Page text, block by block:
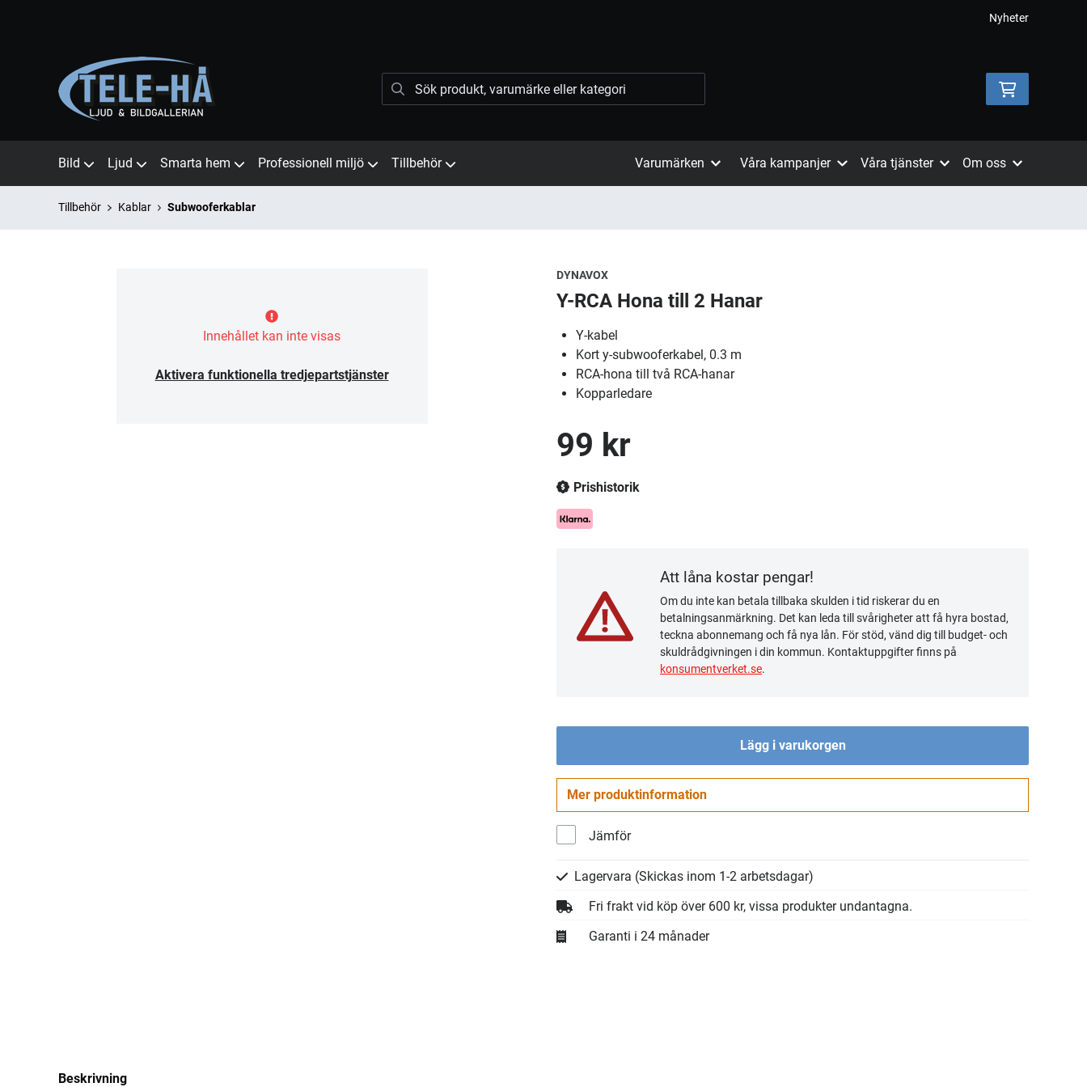
Nyheter
Bild Ljud Smarta hem Professionell miljö Tillbehör Varumärken Våra kampanjer Våra tjänster Om oss
Tillbehör Kablar Subwooferkablar
Innehållet kan inte visas
Aktivera funktionella tredjepartstjänster
DYNAVOX
Y-RCA Hona till 2 Hanar
Y-kabel
Kort y-subwooferkabel, 0.3 m
RCA-hona till två RCA-hanar
Kopparledare
99 kr
Prishistorik
Att låna kostar pengar!
Om du inte kan betala tillbaka skulden i tid riskerar du en
betalningsanmärkning. Det kan leda till svårigheter att få hyra bostad,
teckna abonnemang och få nya lån. För stöd, vänd dig till budget- och
skuldrådgivningen i din kommun. Kontaktuppgifter finns på
konsumentverket.se.
Lägg i varukorgen
Mer produktinformation
Jämför
Lagervara (Skickas inom 1-2 arbetsdagar)
Fri frakt vid köp över 600 kr, vissa produkter undantagna.
Garanti i 24 månader
Beskrivning